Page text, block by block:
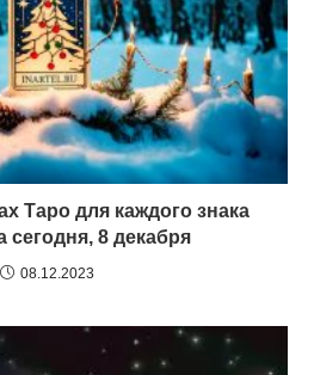
Таро для каждого знака
сегодня, 8 декабря
08.12.2023